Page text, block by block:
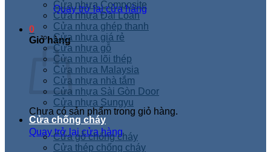
Quay trở lại cửa hàng
0
Giỏ hàng
Chưa có sản phẩm trong giỏ hàng.
Quay trở lại cửa hàng
Cửa nhựa Composite
Cửa nhựa Đài Loan
Cửa nhựa ghép thanh
Cửa nhựa giá rẻ
Cửa nhựa gỗ
Cửa nhựa lõi thép
Cửa nhựa Malaysia
Cửa nhựa nhà tắm
Cửa nhựa Sài Gòn Door
Cửa nhựa Sungyu
Cửa chống cháy
Cửa gỗ chống cháy
Cửa thép chống cháy